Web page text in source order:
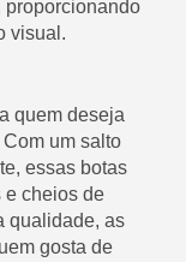
proporcionando
visual.
quem deseja
um salto
essas botas
e cheios de
qualidade, as
gosta de